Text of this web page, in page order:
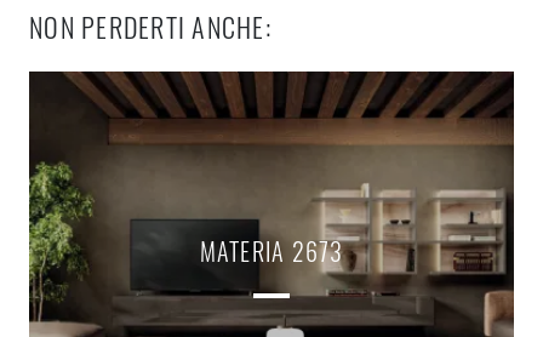
NON PERDERTI ANCHE:
MATERIA 2673